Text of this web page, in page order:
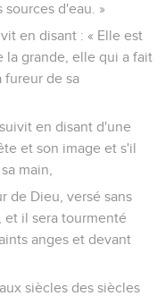
d'eau. »
en disant : « Elle est
la grande, elle qui a fait
fureur de sa
en disant d'une
et son image et s'il
main,
de Dieu, versé sans
et il sera tourmenté
anges et devant
siècles des siècles